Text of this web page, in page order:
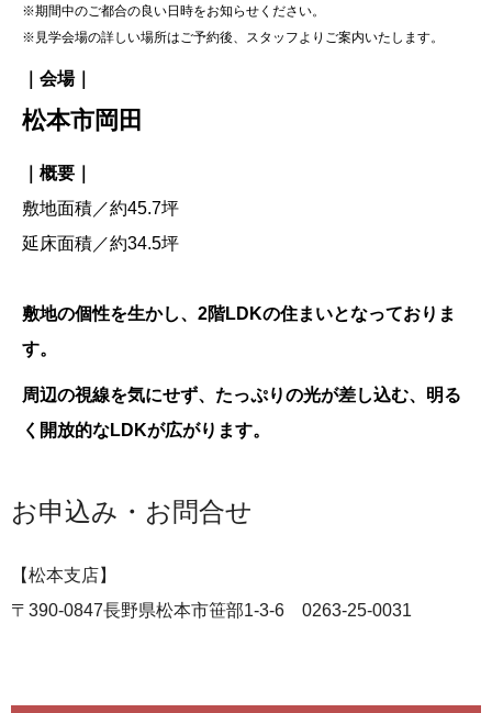
※期間中のご都合の良い日時をお知らせください。
※見学会場の詳しい場所はご予約後、スタッフよりご案内いたします。
｜会場｜
松本市岡田
｜概要｜
敷地面積／約45.7坪
延床面積／約34.5坪
敷地の個性を生かし、2階LDKの住まいとなっておりま
す。
周辺の視線を気にせず、たっぷりの光が差し込む、 明る
く開放的なLDKが広がります。
お申込み・お問合せ
【松本支店】
〒390-0847長野県松本市笹部1-3-6 0263-25-0031